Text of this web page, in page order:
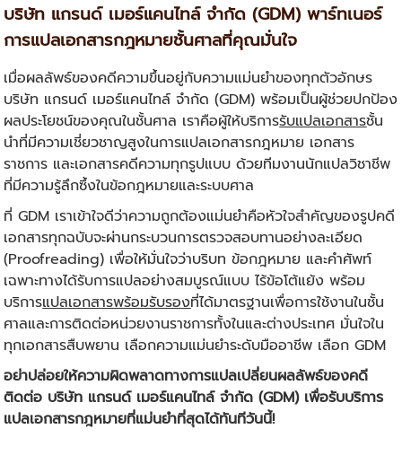
บริษัท แกรนด์ เมอร์แคนไทล์ จำกัด (GDM) พาร์ทเนอร์
การแปลเอกสารกฎหมายชั้นศาลที่คุณมั่นใจ
เมื่อผลลัพธ์ของคดีความขึ้นอยู่กับความแม่นยำของทุกตัวอักษร
บริษัท แกรนด์ เมอร์แคนไทล์ จำกัด (GDM) พร้อมเป็นผู้ช่วยปกป้อง
ผลประโยชน์ของคุณในชั้นศาล เราคือผู้ให้บริการรับแปลเอกสารชั้น
นำที่มีความเชี่ยวชาญสูงในการแปลเอกสารกฎหมาย เอกสาร
ราชการ และเอกสารคดีความทุกรูปแบบ ด้วยทีมงานนักแปลวิชาชีพ
ที่มีความรู้ลึกซึ้งในข้อกฎหมายและระบบศาล
ที่ GDM เราเข้าใจดีว่าความถูกต้องแม่นยำคือหัวใจสำคัญของรูปคดี
เอกสารทุกฉบับจะผ่านกระบวนการตรวจสอบทานอย่างละเอียด
(Proofreading) เพื่อให้มั่นใจว่าบริบท ข้อกฎหมาย และคำศัพท์
เฉพาะทางได้รับการแปลอย่างสมบูรณ์แบบ ไร้ข้อโต้แย้ง พร้อม
บริการแปลเอกสารพร้อมรับรองที่ได้มาตรฐานเพื่อการใช้งานในชั้น
ศาลและการติดต่อหน่วยงานราชการทั้งในและต่างประเทศ มั่นใจใน
ทุกเอกสารสืบพยาน เลือกความแม่นยำระดับมืออาชีพ เลือก GDM
อย่าปล่อยให้ความผิดพลาดทางการแปลเปลี่ยนผลลัพธ์ของคดี
ติดต่อ บริษัท แกรนด์ เมอร์แคนไทล์ จำกัด (GDM) เพื่อรับบริการ
แปลเอกสารกฎหมายที่แม่นยำที่สุดได้ทันทีวันนี้!